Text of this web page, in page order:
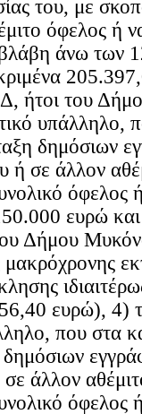
του, με
όφελος ή
άνω των
ήτοι του
υπάλληλο,
δημόσιων
ή σε άλλον
όφελος
ευρώ
Δήμου
μακρόχρονης
ευρώ), 4)
που στα
άλλον
όφελος